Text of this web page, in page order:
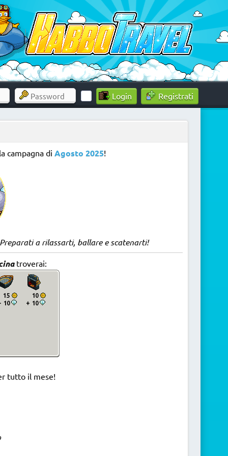
Registrati
campagna di Agosto 2025!
a rilassarti, ballare e scatenarti!
troverai:
tutto il mese!